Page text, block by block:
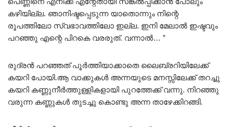
കഴിയില്ല. ഞാനിഷ്ടപ്പെടുന്ന യാതൊന്നും നിന്റെ
രൂപത്തിലോ സ്വഭാവത്തിലോ ഇല്ല. ഇനി മേലാൽ ഇഷ്ടവും
പറഞ്ഞു എന്റെ പിറകെ വരരുത്. വന്നാൽ… ”
രുദ്രൻ പറഞ്ഞത് പൂർത്തിയാക്കാതെ ലൈബ്രറിയിലേക്ക്
കയറി പോയി.ആ വാക്കുകൾ അന്നയുടെ മനസ്സിലേക്ക് തറച്ചു
കയറി കണ്ണുനീർത്തുള്ളികളായി പുറത്തേക്ക് വന്നു. നിറഞ്ഞു
വരുന്ന കണ്ണുകൾ തുടച്ചു കൊണ്ടു അന്ന താഴേക്കിറങ്ങി.